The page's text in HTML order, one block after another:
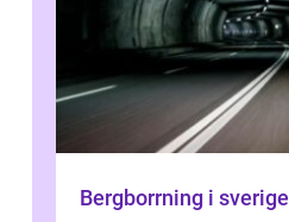
Bergborrning i sverige